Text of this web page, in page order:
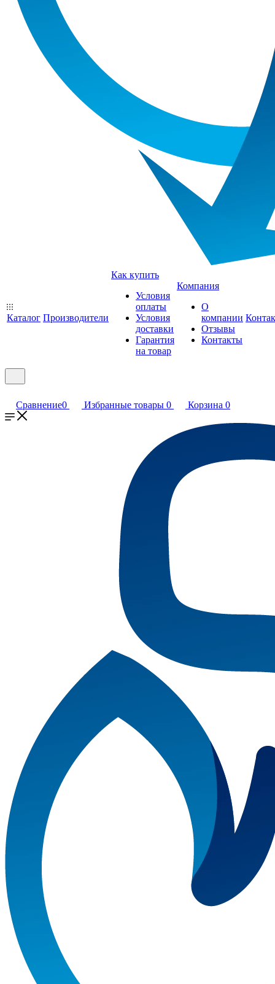
Каталог Производители
Как купить
Условия
оплаты
Условия
доставки
Гарантия
на товар
Компания
О
компании
Отзывы
Контакты
Сравнение0 Избранные товары 0 Корзина 0